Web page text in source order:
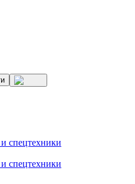
спецтехники
спецтехники